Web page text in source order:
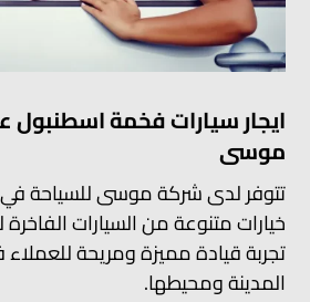
ايجار سيارات فخمة
موسى
تتوفر لدى شركة موسى للسياحة في
خيارات متنوعة من السيارات الفاخرة
تجربة قيادة مميزة ومريحة
المدينة ومحيطها.